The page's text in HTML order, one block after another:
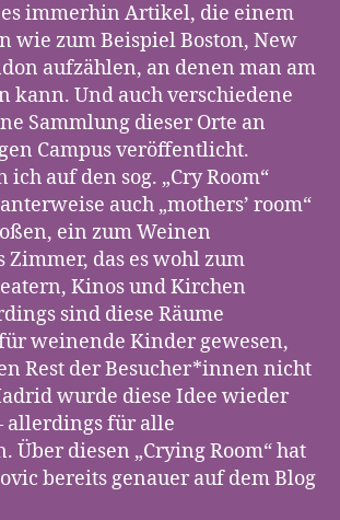
immerhin Artikel, die einem
wie zum Beispiel Boston, New
aufzählen, an denen man am
kann. Und auch verschiedene
Sammlung dieser Orte an
Campus veröffentlicht.
auf den sog. „Cry Room“
auch „mothers’ room“
ein zum Weinen
Zimmer, das es wohl zum
Kinos und Kirchen
sind diese Räume
weinende Kinder gewesen,
Rest der Besucher*innen nicht
wurde diese Idee wieder
allerdings für alle
Über diesen „Crying Room“ hat
bereits genauer auf dem Blog